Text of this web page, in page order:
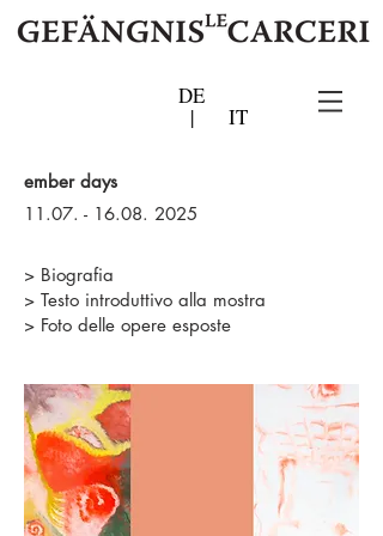
DE
| IT
ember days
11.07. - 16.08. 2025
> Biografia
> Testo introduttivo alla mostra
> Foto delle opere esposte